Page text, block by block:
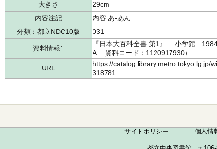
大きさ
29cm
内容注記
内容:あ-あん
分類：都立NDC10版
031
資料情報1
『日本大百科全書 第1』 小学館
A 資料コード：1120917930）
URL
https://catalog.library.metro.tokyo.lg.jp/
318781
サイトポリシー 個人情